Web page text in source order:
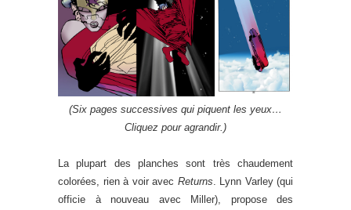
(Six pages successives qui piquent les yeux…
Cliquez pour agrandir.)
La plupart des planches sont très chaudement
colorées, rien à voir avec Returns . Lynn Varley (qui
officie à nouveau avec Miller), propose des